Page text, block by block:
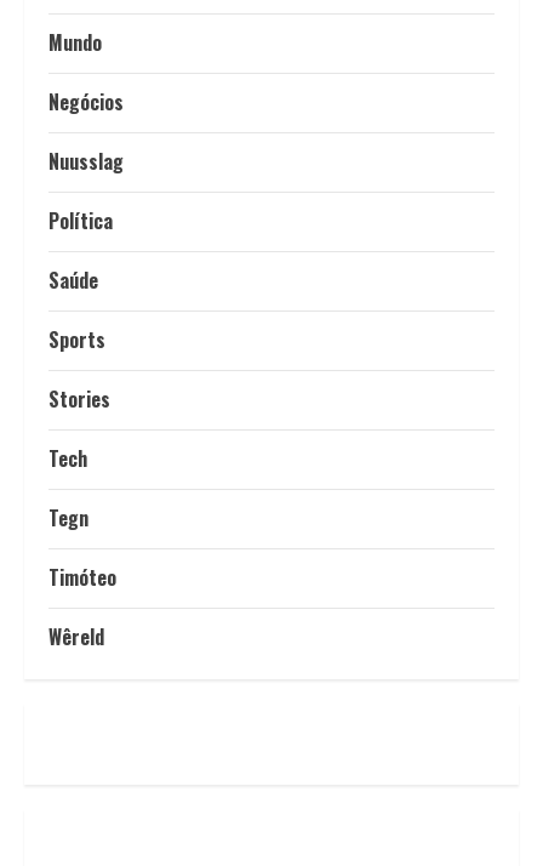
Mundo
Negócios
Nuusslag
Política
Saúde
Sports
Stories
Tech
Tegn
Timóteo
Wêreld